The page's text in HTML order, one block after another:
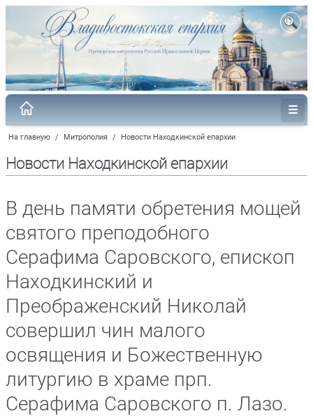
На главную / Митрополия / Новости Находкинской епархии
Новости Находкинской епархии
В день памяти обретения мощей
святого преподобного
Серафима Саровского, епископ
Находкинский и
Преображенский Николай
совершил чин малого
освящения и Божественную
литургию в храме прп.
Серафима Саровского п. Лазо.